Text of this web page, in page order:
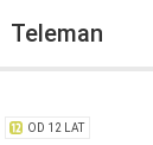
Teleman
OD 12 LAT